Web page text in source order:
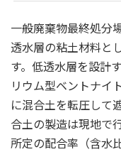
一般廃棄物最終処分
透水層の粘土材料と
す。低透水層を設計
リウム型ベントナイ
に混合土を転圧して
合土の製造は現地で
所定の配合率（含水